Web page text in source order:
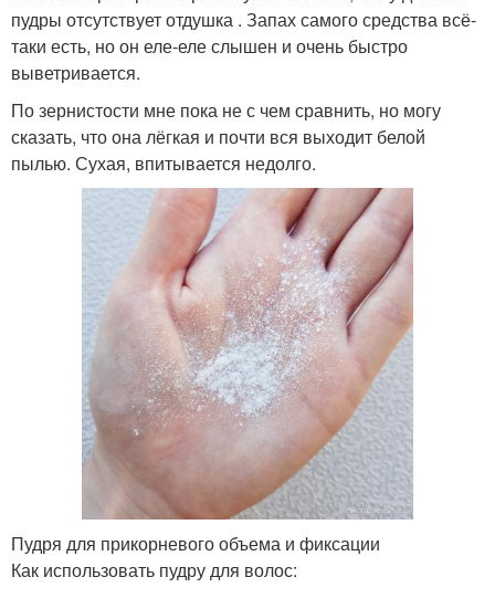
пудры отсутствует отдушка . Запах самого средства всё-
таки есть, но он еле-еле слышен и очень быстро
выветривается.
По зернистости мне пока не с чем сравнить, но могу
сказать, что она лёгкая и почти вся выходит белой
пылью. Сухая, впитывается недолго.
Пудря для прикорневого объема и фиксации
Как использовать пудру для волос: